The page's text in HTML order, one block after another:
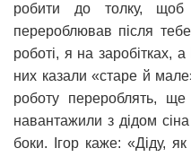
робити до толку,
перероблював після
роботі, я на заробітках,
них казали «старе й
роботу перероблять,
навантажили з дідом
боки. Ігор каже: «Діду,